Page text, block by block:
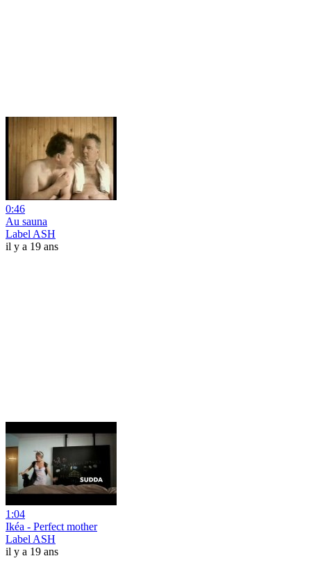
0:46
Au sauna
Label ASH
il y a 19 ans
1:04
Ikéa - Perfect mother
Label ASH
il y a 19 ans